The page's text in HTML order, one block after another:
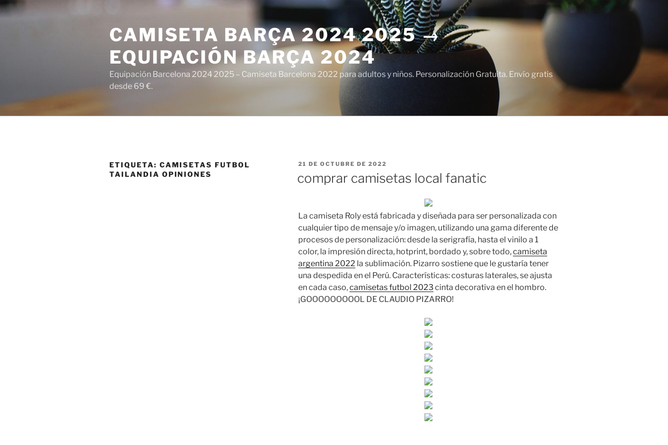
Saltar
al
CAMISETA BARÇA 2024 2025 →
EQUIPACIÓN BARÇA 2024
Equipación Barcelona 2024 2025 – Camiseta Barcelona 2022 para adultos y niños. Personalización Gratuita. Envío gratis
desde 69 €.
ETIQUETA: CAMISETAS FUTBOL
TAILANDIA OPINIONES
PUBLICADO
21 DE OCTUBRE DE 2022
comprar camisetas local fanatic
La camiseta Roly está fabricada y diseñada para ser personalizada con
cualquier tipo de mensaje y/o imagen, utilizando una gama diferente de
procesos de personalización: desde la serigrafía, hasta el vinilo a 1
color, la impresión directa, hotprint, bordado y, sobre todo,camiseta
argentina 2022 la sublimación. Pizarro sostiene que le gustaría tener
una despedida en el Perú. Características: costuras laterales, se ajusta
en cada caso,camisetas futbol 2023cinta decorativa en el hombro.
¡GOOOOOOOOOL DE CLAUDIO PIZARRO!